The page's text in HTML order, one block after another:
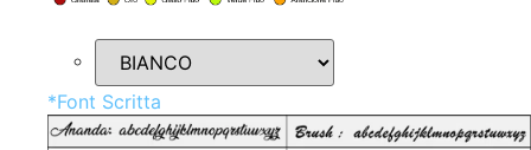
*Font Scritta